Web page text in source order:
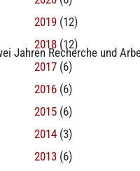
Jahren Recherche und
2019 (12)
2018 (12)
2017 (6)
2016 (6)
2015 (6)
2014 (3)
2013 (6)